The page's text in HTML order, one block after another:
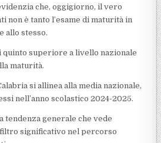
che, oggigiorno, il vero
non è tanto l’esame di maturità in
allo stesso.
quinto superiore a livello nazionale
maturità.
si allinea alla media nazionale,
nell’anno scolastico 2024-2025.
tendenza generale che vede
filtro significativo nel percorso